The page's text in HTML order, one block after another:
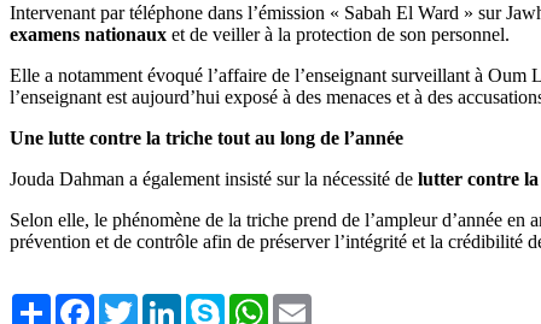
Intervenant par téléphone dans l’émission « Sabah El Ward » sur
examens nationaux et de veiller à la protection de son personnel.
Elle a notamment évoqué l’affaire de l’enseignant surveillant à Oum
l’enseignant est aujourd’hui exposé à des menaces et à des
Une lutte contre la triche tout au long de l’année
Jouda Dahman a également insisté sur la nécessité de lutter contre la
Selon elle, le phénomène de la triche prend de l’ampleur d’année
prévention et de contrôle afin de préserver l’intégrité et la crédibilité
Share FacebookTwitterLinkedInSkype WhatsApp